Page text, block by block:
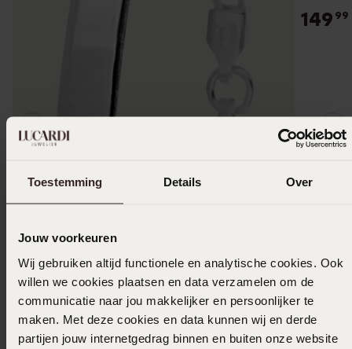
Toestemming Details Over
Jouw voorkeuren
Wij gebruiken altijd functionele en analytische cookies. Ook
willen we cookies plaatsen en data verzamelen om de
communicatie naar jou makkelijker en persoonlijker te
maken. Met deze cookies en data kunnen wij en derde
partijen jouw internetgedrag binnen en buiten onze website
149 99